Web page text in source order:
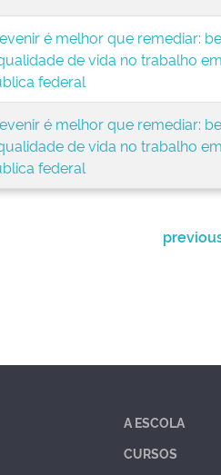
é melhor que remediar:
de vida no trabalho
federal
é melhor que remediar:
de vida no trabalho
federal
A ESCOLA
CURSOS